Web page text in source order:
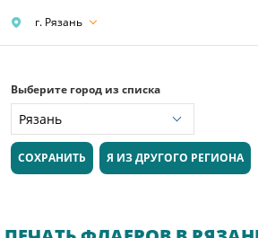
г. Рязань
Выберите город из списка
СОХРАНИТЬ Я ИЗ ДРУГОГО РЕГИОНА